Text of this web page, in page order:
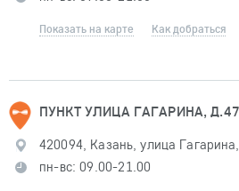
Показать на карте Как добраться
ПУНКТ УЛИЦА ГАГАРИНА, Д.47
420094, Казань, улица
пн-вс: 09.00-21.00